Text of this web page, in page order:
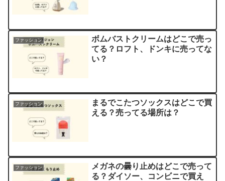
ファッション
ボムバストクリームはどこで売っ
てる？ロフト、ドンキに売ってな
い？
ファッション
まるでこたつソックスはどこで買
える？売ってる場所は？
ファッション
メガネの曇り止めはどこで売って
る？ダイソー、コンビニで買え